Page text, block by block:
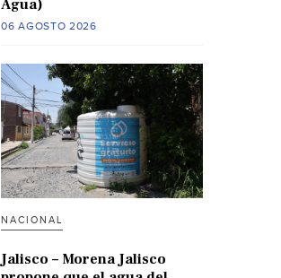
Agua)
06 AGOSTO 2026
NACIONAL
Jalisco – Morena Jalisco